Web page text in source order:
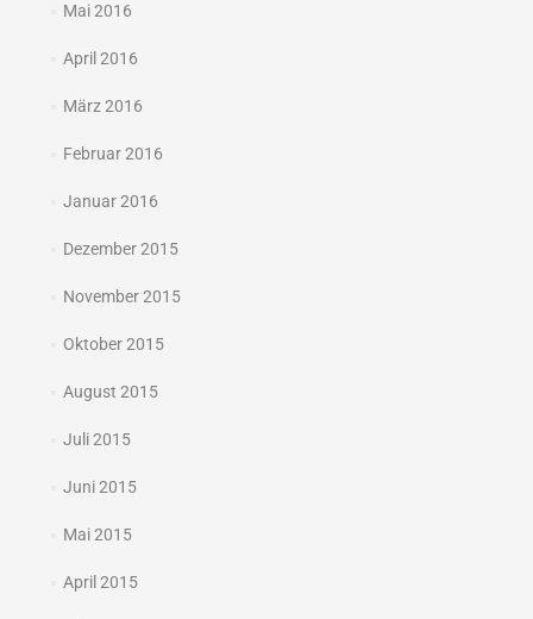
Mai 2016
April 2016
März 2016
Februar 2016
Januar 2016
Dezember 2015
November 2015
Oktober 2015
August 2015
Juli 2015
Juni 2015
Mai 2015
April 2015